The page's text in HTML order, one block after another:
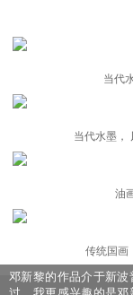
邓新黎的作品介于新
当代
当代水墨，
油
传统国画